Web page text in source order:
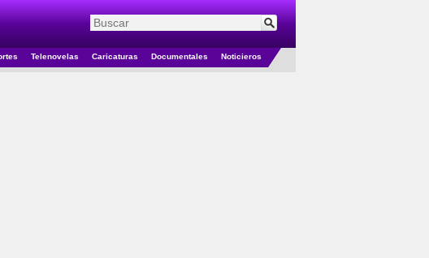
Telenovelas Caricaturas Documentales Noticieros